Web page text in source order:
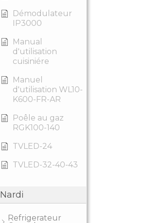
Démodulateur
IP3000
Manual
d'utilisation
cuisiniére
Manuel
d'utilisation WL10-
K600-FR-AR
Poêle au gaz
RGK100-140
TVLED-24
TVLED-32-40-43
Nardi
Refrigerateur